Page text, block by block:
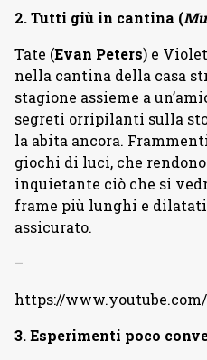
2. Tutti giù in cantina (
Tate (Evan Peters) e
nella cantina della casa
stagione assieme a
segreti orripilanti sulla
la abita ancora.
giochi di luci, che
inquietante ciò che si
frame più lunghi e
assicurato.
–
https://
3. Esperimenti poco